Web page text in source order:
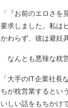
「『お前のエロさ
要求しました。私は
かわらず、彼は避妊
なんとも悪辣な枕
「大手のIT企業社長
ちが枕営業するとい
いしい話をもちかけ